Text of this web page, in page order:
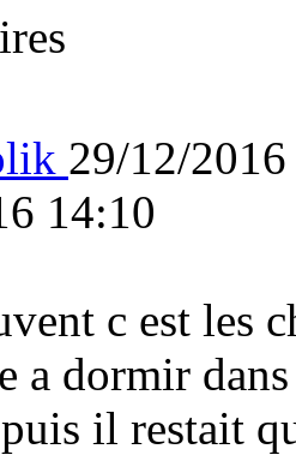
29/12/
14:10
c est les
a dormir
il restait